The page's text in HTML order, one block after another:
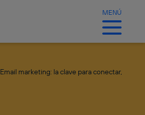
MENÚ
Email marketing: la clave para conectar,